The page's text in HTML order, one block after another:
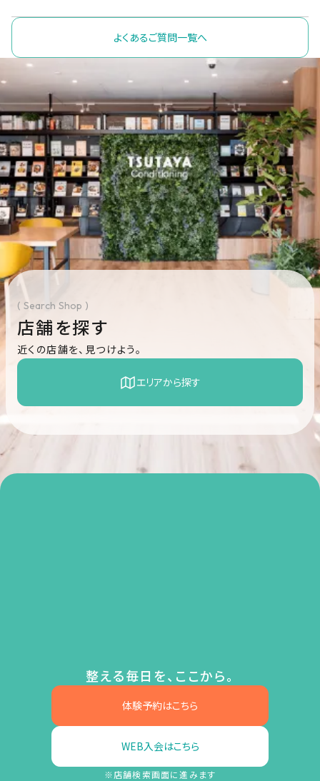
好でお越しいただけます。
強引な勧誘は一切行いません。
体験後はアフターカウンセリングで今後の通い方をご一
緒に確認しますが、入会はご自身のペースでご検討くだ
さい。
よくあるご質問一覧へ
( Search Shop )
店舗を探す
近くの店舗を、見つけよう。
エリアから探す
整える毎日を、ここから。
体験予約はこちら
WEB入会はこちら
※店舗検索画面に進みます